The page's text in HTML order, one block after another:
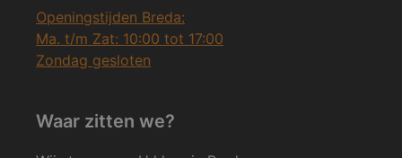
Openingstijden Breda:
Ma. t/m Zat: 10:00 tot 17:00
Zondag gesloten
Waar zitten we?